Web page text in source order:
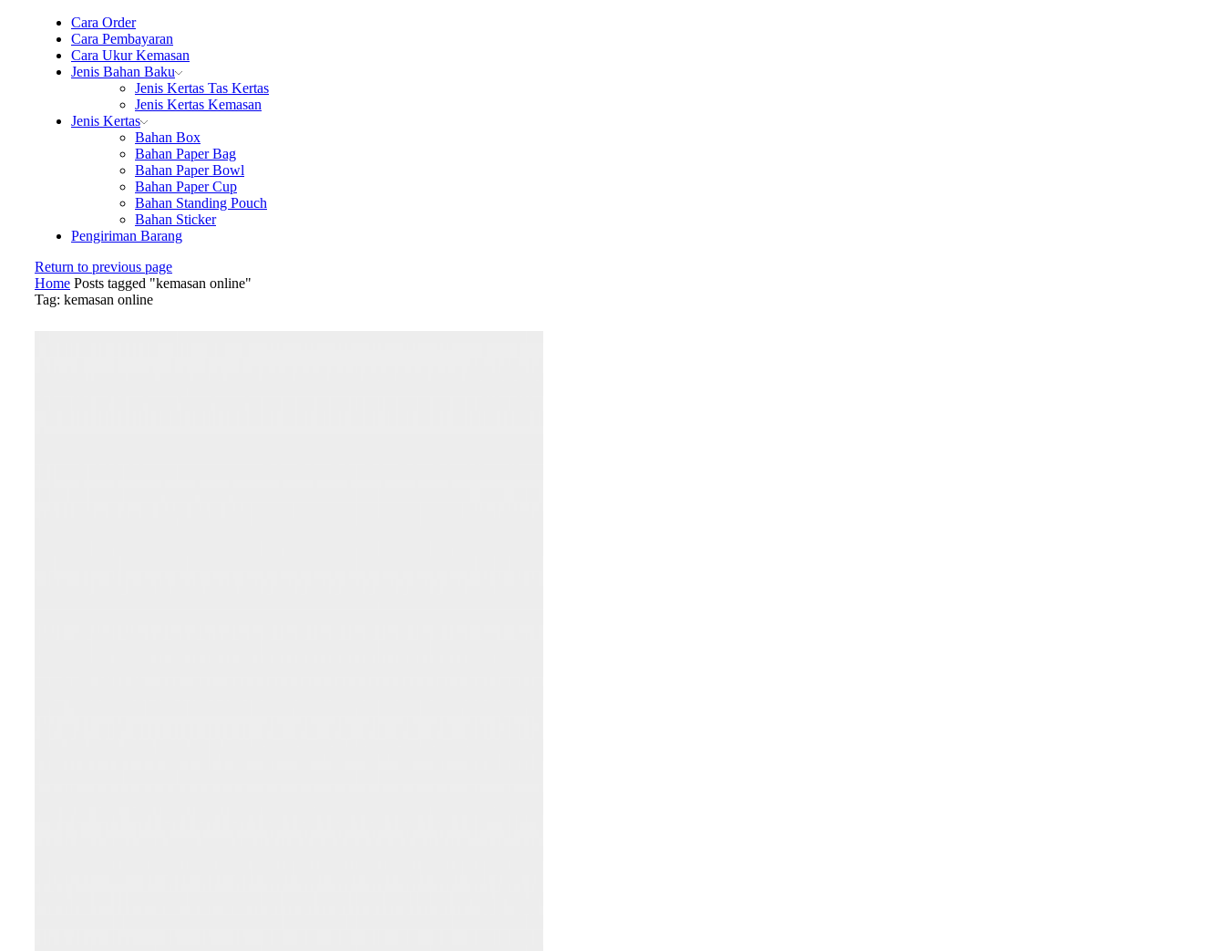
Cara Order
Cara Pembayaran
Cara Ukur Kemasan
Jenis Bahan Baku
Jenis Kertas Tas Kertas
Jenis Kertas Kemasan
Jenis Kertas
Bahan Box
Bahan Paper Bag
Bahan Paper Bowl
Bahan Paper Cup
Bahan Standing Pouch
Bahan Sticker
Pengiriman Barang
Return to previous page
Home Posts tagged "kemasan online"
Tag: kemasan online